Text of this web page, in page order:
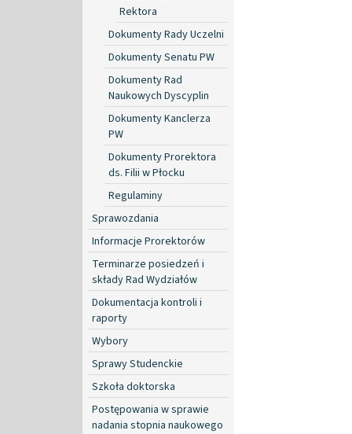
Rektora
Dokumenty Rady Uczelni
Dokumenty Senatu PW
Dokumenty Rad
Naukowych Dyscyplin
Dokumenty Kanclerza
PW
Dokumenty Prorektora
ds. Filii w Płocku
Regulaminy
Sprawozdania
Informacje Prorektorów
Terminarze posiedzeń i
składy Rad Wydziałów
Dokumentacja kontroli i
raporty
Wybory
Sprawy Studenckie
Szkoła doktorska
Postępowania w sprawie
nadania stopnia naukowego